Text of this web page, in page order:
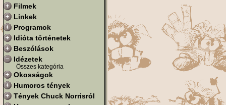
Filmek
Linkek
Programok
Idióta történetek
Beszólások
Idézetek
Összes kategória
Okosságok
Humoros tények
Tények Chuck Norrisról